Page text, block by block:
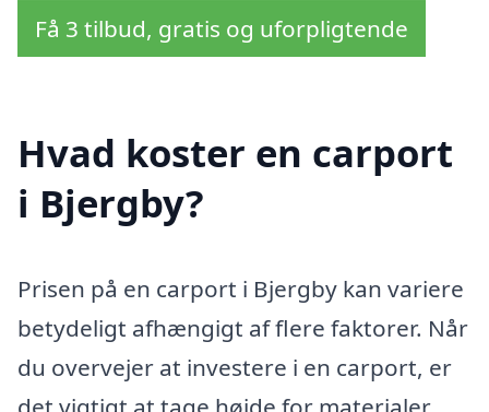
Få 3 tilbud, gratis og uforpligtende
Hvad koster en carport
i Bjergby?
Prisen på en carport i Bjergby kan variere
betydeligt afhængigt af flere faktorer. Når
du overvejer at investere i en carport, er